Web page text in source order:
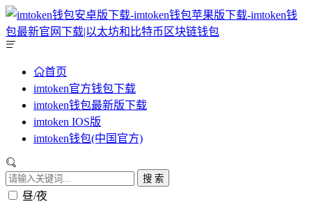
首页
imtoken官方钱包下载
imtoken钱包最新版下载
imtoken IOS版
imtoken钱包(中国官方)
搜 索
昼/夜